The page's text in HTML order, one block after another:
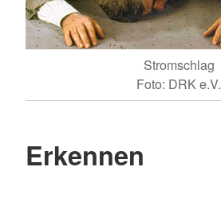
Stromschlag
Foto: DRK e.V.
Erkennen